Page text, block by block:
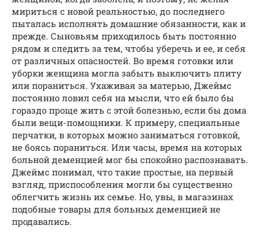
мириться с новой реальностью, до последнего
пыталась исполнять домашние обязанности, как и
прежде. Сыновьям приходилось быть постоянно
рядом и следить за тем, чтобы уберечь и ее, и себя
от различных опасностей. Во время готовки или
уборки женщина могла забыть выключить плиту
или пораниться. Ухаживая за матерью, Джеймс
постоянно ловил себя на мысли, что ей было бы
гораздо проще жить с этой болезнью, если бы дома
были вещи-помощники. К примеру, специальные
перчатки, в которых можно заниматься готовкой,
не боясь пораниться. Или часы, время на которых
больной деменцией мог бы спокойно распознавать.
Джеймс понимал, что такие простые, на первый
взгляд, приспособления могли бы существенно
облегчить жизнь их семье. Но, увы, в магазинах
подобные товары для больных деменцией не
продавались.